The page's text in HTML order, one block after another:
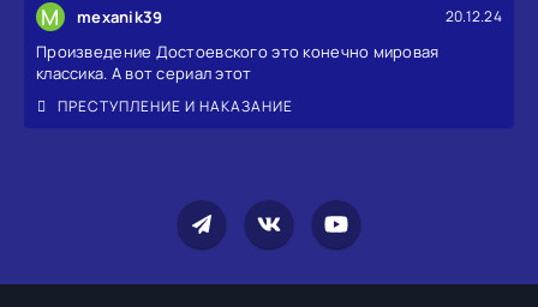
M mexanik39 20.12.24
Произведение Достоевского это конечно мировая
классика. А вот сериал этот
ПРЕСТУПЛЕНИЕ И НАКАЗАНИЕ